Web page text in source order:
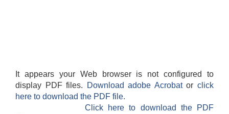
It appears your Web browser is not configured to
display PDF files.
Download adobe Acrobatorclick
here to download the PDF file.
Click here to download the PDF